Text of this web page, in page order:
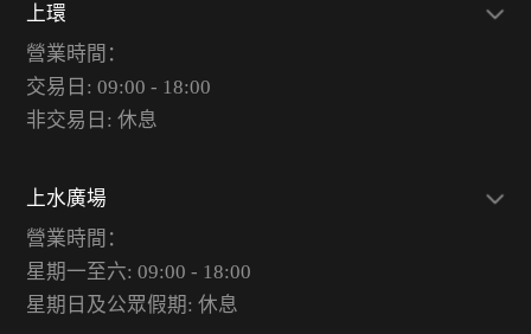
上環
營業時間：
交易日: 09:00 - 18:00
非交易日: 休息
上水廣場
營業時間：
星期一至六: 09:00 - 18:00
星期日及公眾假期: 休息